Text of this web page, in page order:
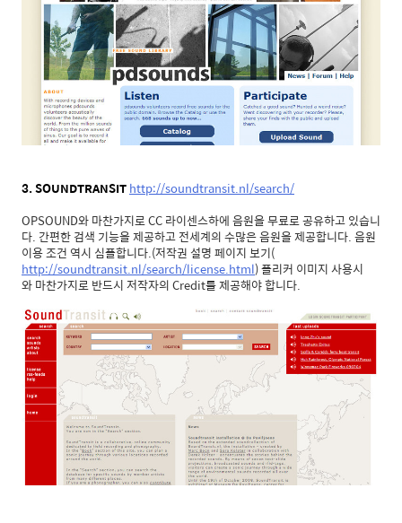
3. SOUNDTRANSIThttp://soundtransit.nl/search/
OPSOUND와 마찬가지로 CC 라이센스하에 음원을 무료로 공유하고 있습니
다. 간편한 검색 기능을 제공하고 전세계의 수많은 음원을 제공합니다. 음원
이용 조건 역시 심플합니다.(저작권 설명 페이지 보기(
http://soundtransit.nl/search/license.html) 플리커 이미지 사용시
와 마찬가지로 반드시 저작자의 Credit를 제공해야 합니다.